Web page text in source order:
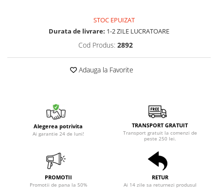
STOC EPUIZAT
Durata de livrare: 1-2 ZILE LUCRATOARE
Cod Produs: 2892
Adauga la Favorite
Alegerea potrivita
Ai garantie 24 de luni!
TRANSPORT GRATUIT
Transport gratuit la comenzi de
peste 250 lei.
PROMOTII
Promotii de pana la 50%
RETUR
Ai 14 zile sa returnezi produsul